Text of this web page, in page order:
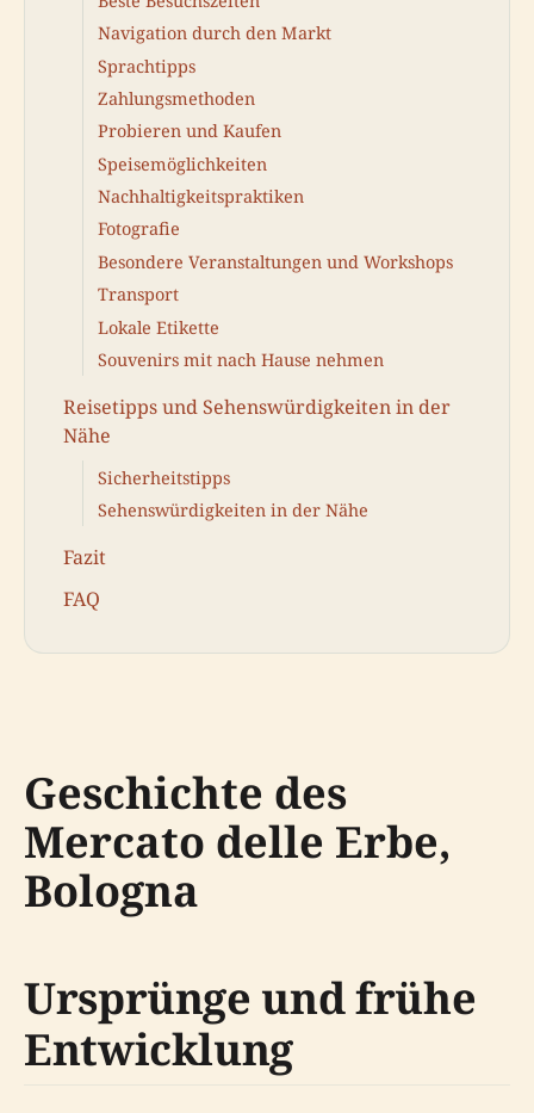
Navigation durch den Markt
Sprachtipps
Zahlungsmethoden
Probieren und Kaufen
Speisemöglichkeiten
Nachhaltigkeitspraktiken
Fotografie
Besondere Veranstaltungen und Workshops
Transport
Lokale Etikette
Souvenirs mit nach Hause nehmen
Reisetipps und Sehenswürdigkeiten in der
Nähe
Sicherheitstipps
Sehenswürdigkeiten in der Nähe
Fazit
FAQ
Geschichte des
Mercato delle Erbe,
Bologna
Ursprünge und frühe
Entwicklung